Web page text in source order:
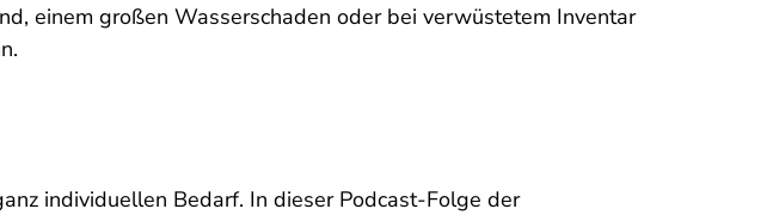
einem großen Wasserschaden oder bei verwüstetem Inventar
individuellen Bedarf. In dieser Podcast-Folge der